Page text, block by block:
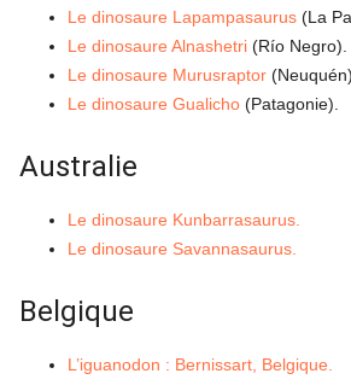
Le dinosaure Lapampasaurus (La
Le dinosaure Alnashetri (Río Negro).
Le dinosaure Murusraptor (Neuquén).
Le dinosaure Gualicho (Patagonie).
Australie
Le dinosaure Kunbarrasaurus.
Le dinosaure Savannasaurus.
Belgique
L’iguanodon : Bernissart, Belgique.